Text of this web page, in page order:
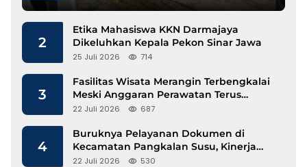
2
Etika Mahasiswa KKN Darmajaya
Dikeluhkan Kepala Pekon Sinar Jawa
25 Juli 2026 714
3
Fasilitas Wisata Merangin Terbengkalai
Meski Anggaran Perawatan Terus
Mengalir
22 Juli 2026 687
4
Buruknya Pelayanan Dokumen di
Kecamatan Pangkalan Susu, Kinerja
Disdukcapil Langkat Disorot
22 Juli 2026 530